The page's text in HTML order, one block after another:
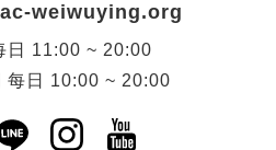
weiwuying.org
日
11:00 ~ 20:00
每日 10:00 ~ 20:00
另開新視窗)
新視窗)
LINE(另開新視窗)
Instagram(另開新視
YouTube(另開